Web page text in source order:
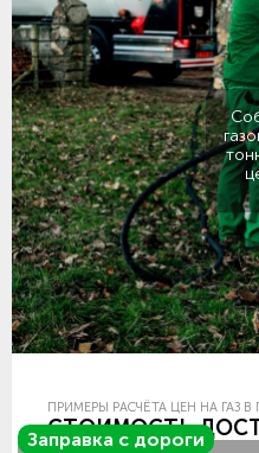
Заправка с дороги
ПРИМЕРЫ РАСЧЁТА ЦЕН НА ГАЗ В
СТОИМОСТЬ